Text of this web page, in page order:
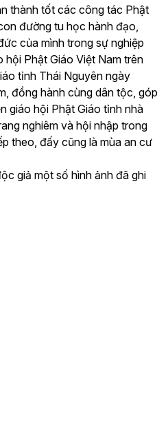
thành tốt các công tác Phật
đường tu học hành đạo,
của mình trong sự nghiệp
Phật Giáo Việt Nam trên
tỉnh Thái Nguyên ngày
đồng hành cùng dân tộc, góp
giáo hội Phật Giáo tỉnh nhà
nghiêm và hội nhập trong
theo, đấy cũng là mùa an cư
giả một số hình ảnh đã ghi